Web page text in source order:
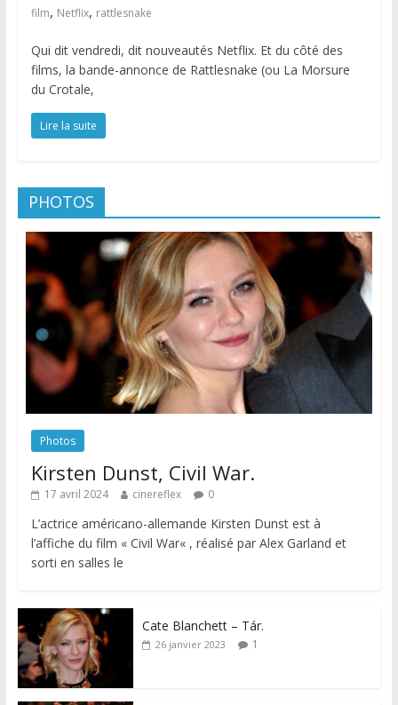
film, Netflix, rattlesnake
Qui dit vendredi, dit nouveautés Netflix. Et du côté des
films, la bande-annonce de Rattlesnake (ou La Morsure
du Crotale,
Lire la suite
PHOTOS
Photos
Kirsten Dunst, Civil War.
17 avril 2024 cinereflex 0
L’actrice américano-allemande Kirsten Dunst est à
l’affiche du film « Civil War« , réalisé par Alex Garland et
sorti en salles le
Cate Blanchett – Tár.
26 janvier 2023 1